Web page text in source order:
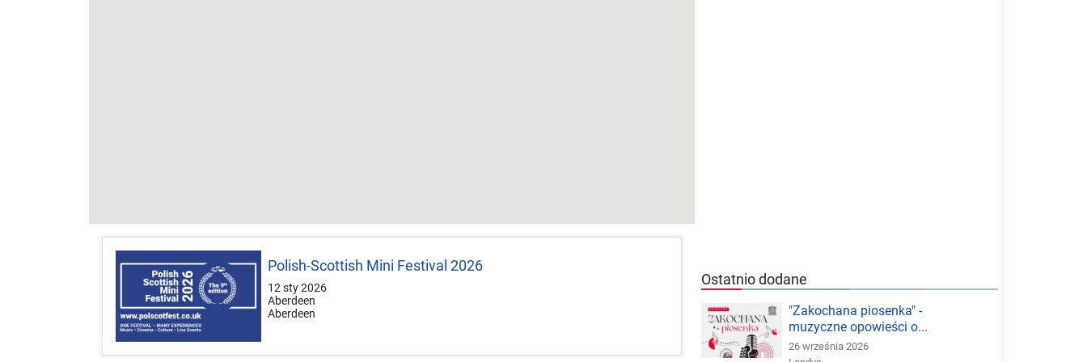
Polish-Scottish Mini Festival 2026
12 sty 2026
Aberdeen
Aberdeen
Ostatnio dodane
"Zakochana piosenka" -
muzyczne opowieści o...
26 września 2026